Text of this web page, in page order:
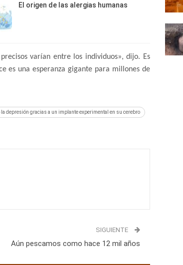
El origen de las alergias humanas
varían entre los individuos», dijo. Es
es una esperanza gigante para millones de
depresión gracias a un implante experimental en su cerebro
SIGUIENTE
Aún pescamos como hace 12 mil años